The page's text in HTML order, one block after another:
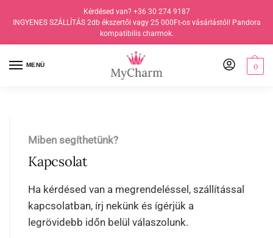
Kérdésed van? +36 30 274 9187
INGYENES SZÁLLÍTÁS 2db ékszertől vagy 25 000Ft-os vásárlástól! Pandora
kompatibilis charmok.
MENÜ 0
Miben segíthetünk?
Kapcsolat
Ha kérdésed van a megrendeléssel, szállítással
kapcsolatban, írj nekünk és ígérjük a
legrövidebb időn belül válaszolunk.